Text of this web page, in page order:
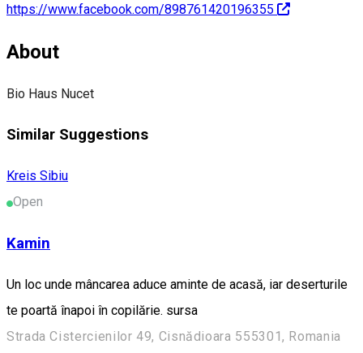
https://www.facebook.com/898761420196355
About
Bio Haus Nucet
Similar Suggestions
Kreis Sibiu
Open
Kamin
Un loc unde mâncarea aduce aminte de acasă, iar deserturile
te poartă înapoi în copilărie. sursa
Strada Cistercienilor 49, Cisnădioara 555301, Romania